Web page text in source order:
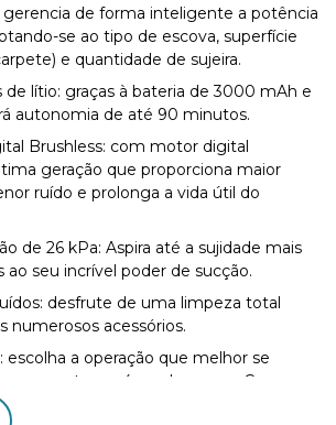
de forma inteligente a potência
se ao tipo de escova, superfície
e quantidade de sujeira.
de lítio: graças à bateria de 3000 mAh e
autonomia de até 90 minutos.
Brushless: com motor digital
geração que proporciona maior
ruído e prolonga a vida útil do
de 26 kPa: Aspira até a sujidade mais
ao seu incrível poder de sucção.
desfrute de uma limpeza total
numerosos acessórios.
escolha a operação que melhor se
entre os 4 modos que o Conga
Alto e Auto